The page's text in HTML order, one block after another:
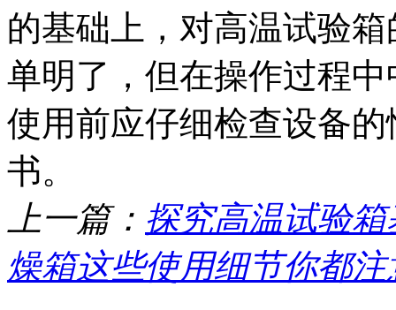
的基础上，对高温试验
单明了，但在操作过程
使用前应仔细检查设备
书。
上一篇： 探究高温试验
燥箱这些使用细节你都